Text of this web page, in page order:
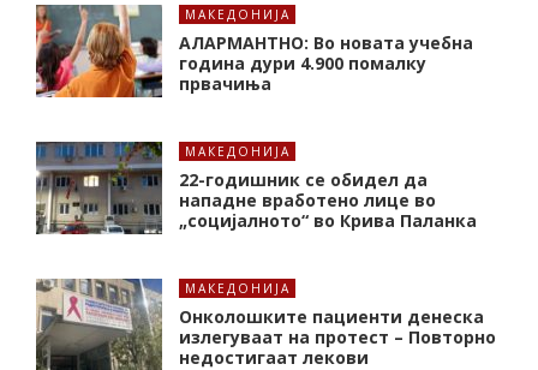
МАКЕДОНИЈА
АЛАРМАНТНО: Во новата учебна
година дури 4.900 помалку
првачиња
МАКЕДОНИЈА
22-годишник се обидел да
нападне вработено лице во
„социјалното“ во Крива Паланка
МАКЕДОНИЈА
Онколошките пациенти денеска
излегуваат на протест – Повторно
недостигаат лекови